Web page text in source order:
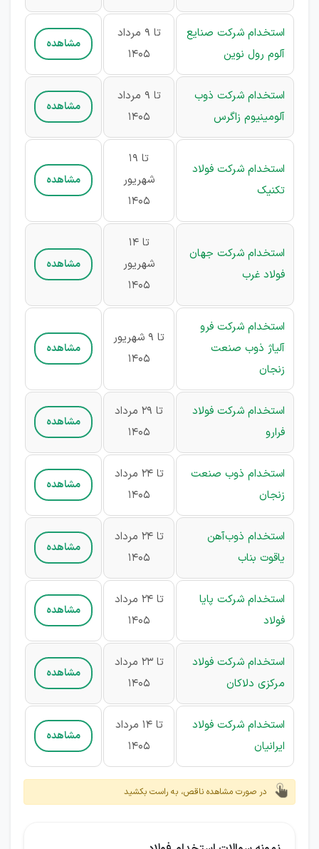
استخدام شرکت صنایع
آلوم رول نوین
تا 9 مرداد
1405
مشاهده
استخدام شرکت ذوب
آلومينيوم زاگرس
تا 9 مرداد
1405
مشاهده
استخدام شرکت فولاد
تکنیک
تا 19
شهریور
1405
مشاهده
استخدام شرکت جهان
فولاد غرب
تا 14
شهریور
1405
مشاهده
استخدام شرکت فرو
آلياژ ذوب صنعت
زنجان
تا 9 شهریور
1405
مشاهده
استخدام شرکت فولاد
فرارو
تا 29 مرداد
1405
مشاهده
استخدام ذوب صنعت
زنجان
تا 24 مرداد
1405
مشاهده
استخدام ذوب‌آهن
یاقوت بناب
تا 24 مرداد
1405
مشاهده
استخدام شرکت پایا
فولاد
تا 24 مرداد
1405
مشاهده
استخدام شرکت فولاد
مرکزی دلاکان
تا 23 مرداد
1405
مشاهده
استخدام شرکت فولاد
ایرانیان
تا 14 مرداد
1405
مشاهده
در صورت مشاهده ناقص، به راست بکشید